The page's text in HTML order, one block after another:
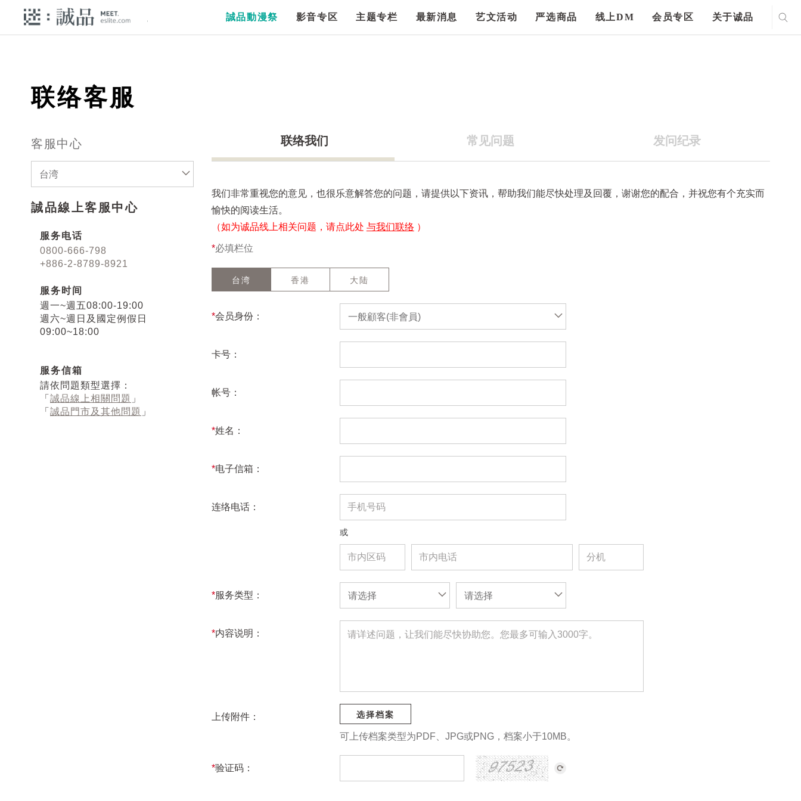
誠品動漫祭 影音专区 主题专栏 最新消息 艺文活动 严选商品 线上DM 会员专区 关于诚品
联络客服
客服中心
台湾
誠品線上客服中心
服务电话
0800-666-798
+886-2-8789-8921
服务时间
週一~週五08:00-19:00
週六~週日及國定例假日
09:00~18:00
服务信箱
請依問題類型選擇：
「 誠品線上相關問題 」
「 誠品門市及其他問題 」
联络我们 常见问题 发问纪录
我们非常重视您的意见，也很乐意解答您的问题，请提供以下资讯，帮助我们能尽快处理及回覆，谢谢您的配合，并祝您有个充实而
愉快的阅读生活。
（如为诚品线上相关问题，请点此处 与我们联络 ）
*必填栏位
台湾 香港 大陆
*会员身份： 一般顧客(非會員)
卡号：
帐号：
*姓名：
*电子信箱：
连络电话：
或
*服务类型： 请选择 请选择
*内容说明：
上传附件： 选择档案
可上传档案类型为PDF、JPG或PNG，档案小于10MB。
*验证码：